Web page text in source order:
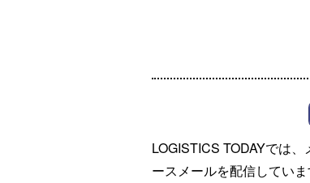
LOGISTICS TODAYでは
ースメールを配信してい